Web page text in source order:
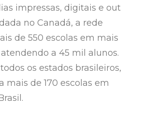
impressas, digitais e out
no Canadá, a rede
de 550 escolas em mais
a 45 mil alunos.
os estados brasileiros,
mais de 170 escolas em